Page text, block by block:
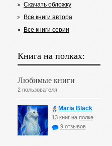
Скачать обложку
Все книги автора
Все книги серии
Книга на полках:
Любимые книги
2 пользователя
Maria Black
13 книг на полке
9 отзывов